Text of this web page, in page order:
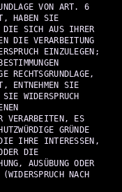
VON ART. 6
HABEN SIE
DIE SICH AUS IHRER
DIE VERARBEITUNG
EINZULEGEN;
ENTNEHMEN SIE
WIDERSPRUCH
VERARBEITEN, ES
GRÜNDE
IHRE INTERESSEN,
DIE
AUSÜBUNG ODER
NACH